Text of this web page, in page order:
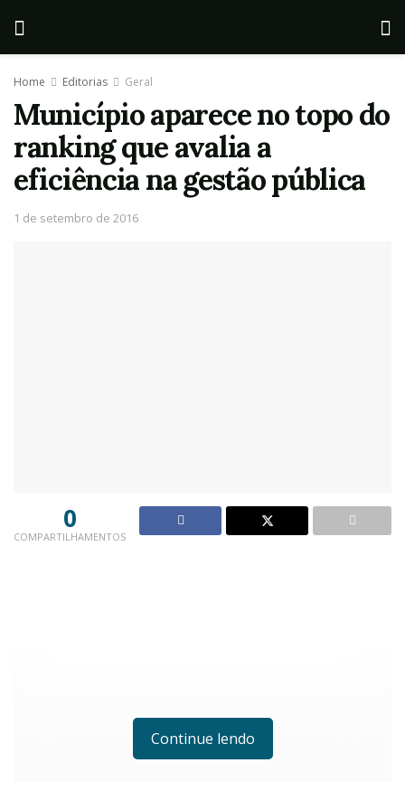
Home Editorias Geral
Município aparece no topo do
ranking que avalia a
eficiência na gestão pública
1 de setembro de 2016
0
COMPARTILHAMENTOS
Continue lendo